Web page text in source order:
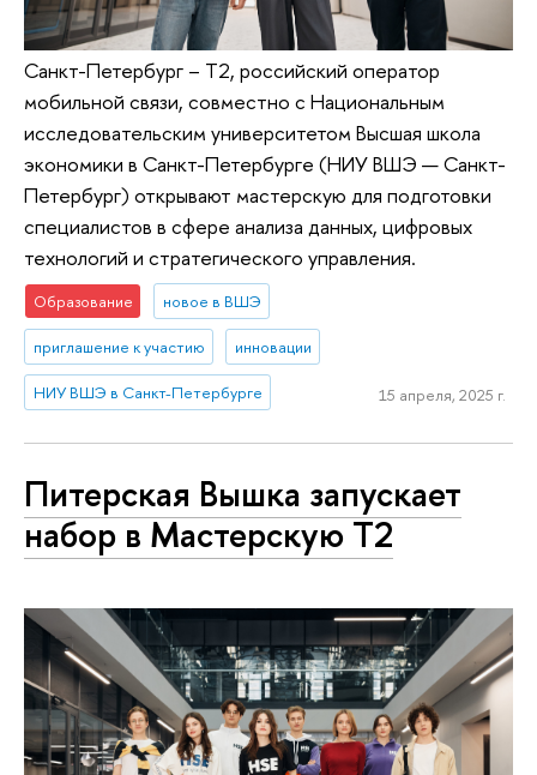
Санкт-Петербург – T2, российский оператор
мобильной связи, совместно с Национальным
исследовательским университетом Высшая школа
экономики в Санкт-Петербурге (НИУ ВШЭ — Санкт-
Петербург) открывают мастерскую для подготовки
специалистов в сфере анализа данных, цифровых
технологий и стратегического управления.
Образование новое в ВШЭ
приглашение к участию инновации
НИУ ВШЭ в Санкт-Петербурге 15 апреля, 2025 г.
Питерская Вышка запускает
набор в Мастерскую Т2